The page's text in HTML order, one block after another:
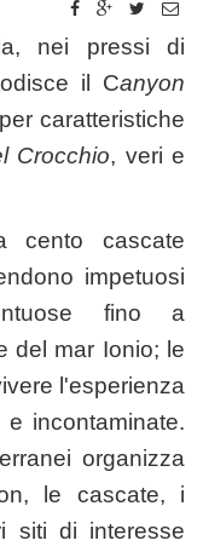
nei pressi di
il Canyon
caratteristiche
Crocchio, veri e
cento cascate
impetuosi
fino a
del mar Ionio; le
l'esperienza
incontaminate.
organizza
le cascate, i
siti di interesse